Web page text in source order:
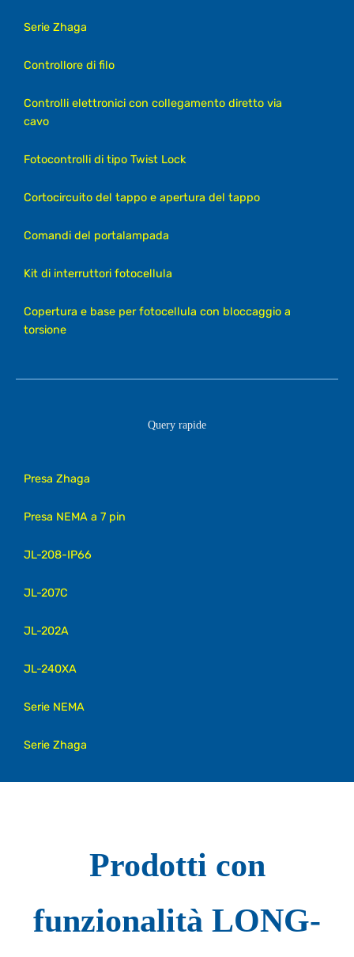
Serie Zhaga
Controllore di filo
Controlli elettronici con collegamento diretto via
cavo
Fotocontrolli di tipo Twist Lock
Cortocircuito del tappo e apertura del tappo
Comandi del portalampada
Kit di interruttori fotocellula
Copertura e base per fotocellula con bloccaggio a
torsione
Query rapide
Presa Zhaga
Presa NEMA a 7 pin
JL-208-IP66
JL-207C
JL-202A
JL-240XA
Serie NEMA
Serie Zhaga
Prodotti con
funzionalità LONG-